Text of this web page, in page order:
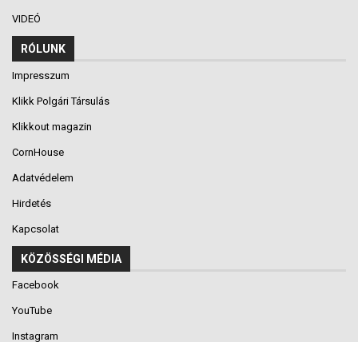
VIDEÓ
RÓLUNK
Impresszum
Klikk Polgári Társulás
Klikkout magazin
CornHouse
Adatvédelem
Hirdetés
Kapcsolat
KÖZÖSSÉGI MÉDIA
Facebook
YouTube
Instagram